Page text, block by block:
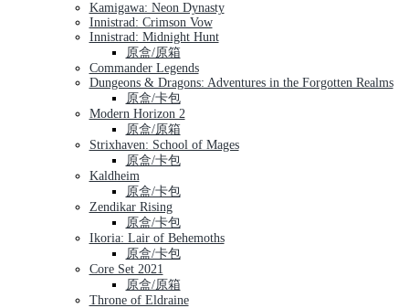
Kamigawa: Neon Dynasty
Innistrad: Crimson Vow
Innistrad: Midnight Hunt
原盒/原箱
Commander Legends
Dungeons & Dragons: Adventures in the Forgotten Realms
原盒/卡包
Modern Horizon 2
原盒/原箱
Strixhaven: School of Mages
原盒/卡包
Kaldheim
原盒/卡包
Zendikar Rising
原盒/卡包
Ikoria: Lair of Behemoths
原盒/卡包
Core Set 2021
原盒/原箱
Throne of Eldraine